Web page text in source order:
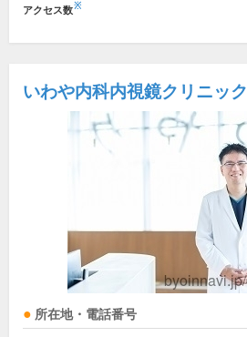
アクセス数※
いわや内科内視鏡クリニック
所在地・電話番号